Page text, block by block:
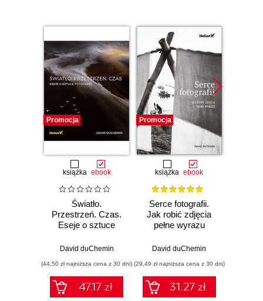
Promocja
książka ebook
Światło.
Przestrzeń. Czas.
Eseje o sztuce
David duChemin
(44,50 zł najniższa cena z 30 dni)
47.17 zł
Promocja
książka ebook
Serce fotografii.
Jak robić zdjęcia
pełne wyrazu
David duChemin
(29,49 zł najniższa cena z 30 dni)
31.27 zł